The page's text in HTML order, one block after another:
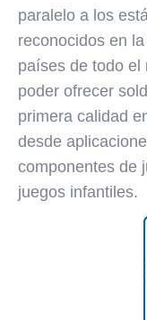
paralelo a los
reconocidos en
países de todo el
poder ofrecer
primera calidad
desde
componentes de
juegos infantiles.